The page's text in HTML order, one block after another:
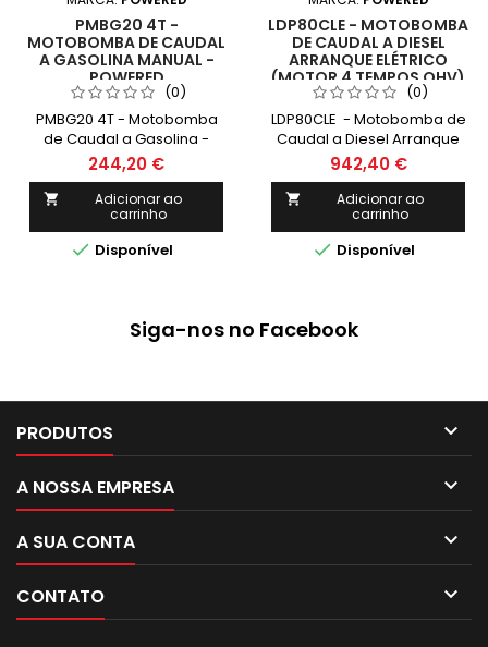
PMBG20 4T -
MOTOBOMBA DE CAUDAL
A GASOLINA MANUAL -
POWERED
(0)
PMBG20 4T - Motobomba
de Caudal a Gasolina -
POWERED
244,20 €

Adicionar ao
carrinho
 Disponível
LDP80CLE - MOTOBOMBA
DE CAUDAL A DIESEL
ARRANQUE ELÉTRICO
(MOTOR 4 TEMPOS OHV)
- POWERED(0)
LDP80CLE - Motobomba de
Caudal a Diesel Arranque
Elétrico (Motor 4 Tempos
OHV) - POWERED
942,40 €

Adicionar ao
carrinho
 Disponível
Siga-nos no Facebook
PRODUTOS 
A NOSSA EMPRESA 
A SUA CONTA 
CONTATO 